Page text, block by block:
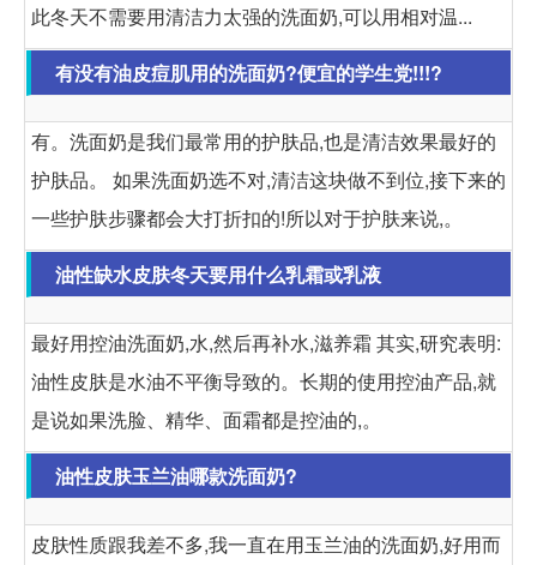
此冬天不需要用清洁力太强的洗面奶,可以用相对温...
有没有油皮痘肌用的洗面奶?便宜的学生党!!!?
有。洗面奶是我们最常用的护肤品,也是清洁效果最好的
护肤品。 如果洗面奶选不对,清洁这块做不到位,接下来的
一些护肤步骤都会大打折扣的!所以对于护肤来说,。
油性缺水皮肤冬天要用什么乳霜或乳液
最好用控油洗面奶,水,然后再补水,滋养霜 其实,研究表明:
油性皮肤是水油不平衡导致的。长期的使用控油产品,就
是说如果洗脸、精华、面霜都是控油的,。
油性皮肤玉兰油哪款洗面奶?
皮肤性质跟我差不多,我一直在用玉兰油的洗面奶,好用而